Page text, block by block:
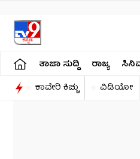
ತಾಜಾ ಸುದ್ದಿ ರಾಜ್ಯ
ಕಾವೇರಿ ಕಿಚ್ಚು
ವಿಡಿಯೋ